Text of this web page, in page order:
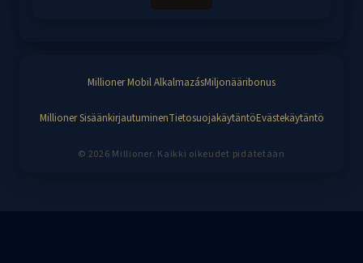
Millioner Mobil AlkalmazásMiljonääribonus
Millioner SisäänkirjautuminenTietosuojakäytäntöEvästekäytäntö
© 2026 Millioner. Kaikki oikeudet pidätetään